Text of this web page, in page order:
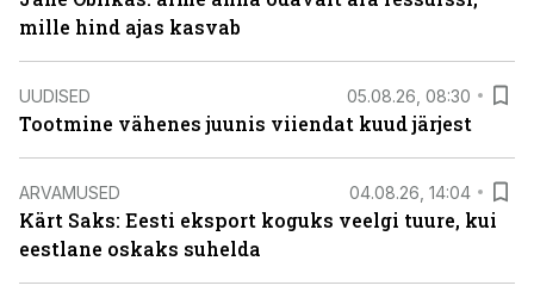
mille hind ajas kasvab
UUDISED 05.08.26, 08:30
Tootmine vähenes juunis viiendat kuud järjest
ARVAMUSED 04.08.26, 14:04
Kärt Saks: Eesti eksport koguks veelgi tuure, kui
eestlane oskaks suhelda